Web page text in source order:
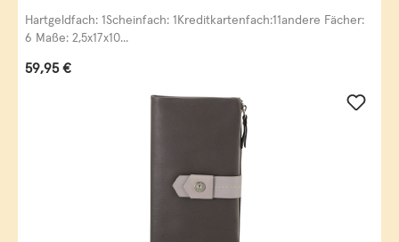
Leder
Hartgeldfach: 1Scheinfach: 1Kreditkartenfach:11andere Fächer:
6 Maße: 2,5x17x10...
Regulärer Preis:
59,95 €